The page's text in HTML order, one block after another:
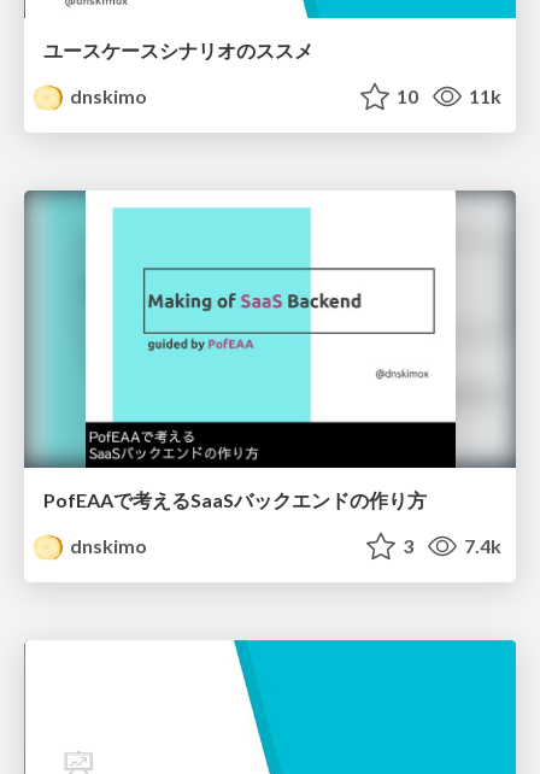
ユースケースシナリオのススメ
dnskimo
10 11k
PofEAAで考えるSaaSバックエンドの作り方
dnskimo
3 7.4k